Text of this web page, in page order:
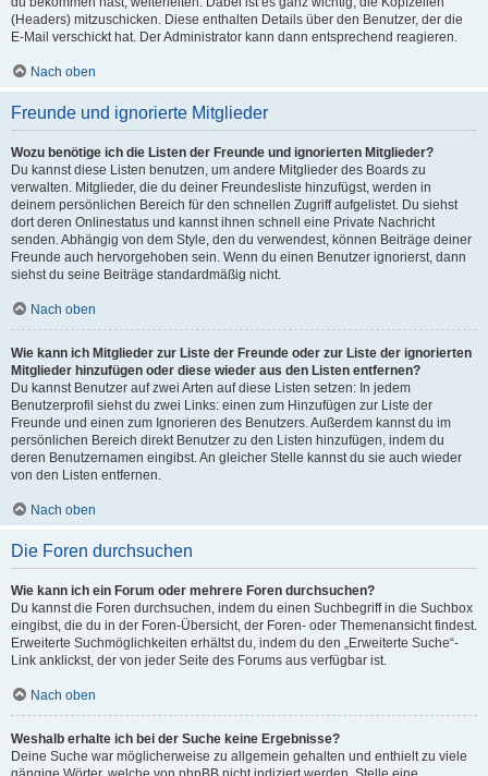
(Headers) mitzuschicken. Diese enthalten Details über den Benutzer, der die
E-Mail verschickt hat. Der Administrator kann dann entsprechend reagieren.
Nach oben
Freunde und ignorierte Mitglieder
Wozu benötige ich die Listen der Freunde und ignorierten Mitglieder?
Du kannst diese Listen benutzen, um andere Mitglieder des Boards zu
verwalten. Mitglieder, die du deiner Freundesliste hinzufügst, werden in
deinem persönlichen Bereich für den schnellen Zugriff aufgelistet. Du siehst
dort deren Onlinestatus und kannst ihnen schnell eine Private Nachricht
senden. Abhängig von dem Style, den du verwendest, können Beiträge deiner
Freunde auch hervorgehoben sein. Wenn du einen Benutzer ignorierst, dann
siehst du seine Beiträge standardmäßig nicht.
Nach oben
Wie kann ich Mitglieder zur Liste der Freunde oder zur Liste der ignorierten
Mitglieder hinzufügen oder diese wieder aus den Listen entfernen?
Du kannst Benutzer auf zwei Arten auf diese Listen setzen: In jedem
Benutzerprofil siehst du zwei Links: einen zum Hinzufügen zur Liste der
Freunde und einen zum Ignorieren des Benutzers. Außerdem kannst du im
persönlichen Bereich direkt Benutzer zu den Listen hinzufügen, indem du
deren Benutzernamen eingibst. An gleicher Stelle kannst du sie auch wieder
von den Listen entfernen.
Nach oben
Die Foren durchsuchen
Wie kann ich ein Forum oder mehrere Foren durchsuchen?
Du kannst die Foren durchsuchen, indem du einen Suchbegriff in die Suchbox
eingibst, die du in der Foren-Übersicht, der Foren- oder Themenansicht findest.
Erweiterte Suchmöglichkeiten erhältst du, indem du den „Erweiterte Suche“-
Link anklickst, der von jeder Seite des Forums aus verfügbar ist.
Nach oben
Weshalb erhalte ich bei der Suche keine Ergebnisse?
Deine Suche war möglicherweise zu allgemein gehalten und enthielt zu viele